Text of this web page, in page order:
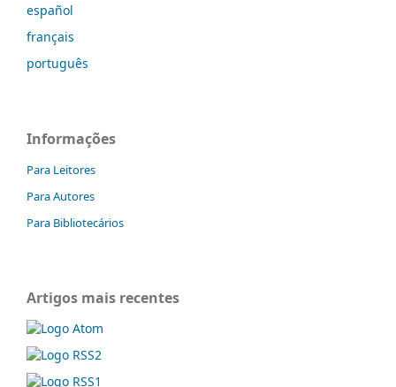
español
français
português
Informações
Para Leitores
Para Autores
Para Bibliotecários
Artigos mais recentes